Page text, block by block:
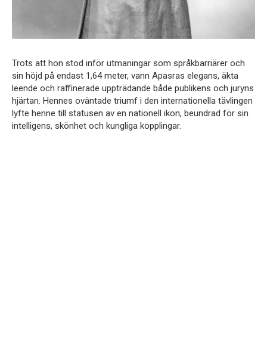
Trots att hon stod inför utmaningar som språkbarriärer och
sin höjd på endast 1,64 meter, vann Apasras elegans, äkta
leende och raffinerade uppträdande både publikens och juryns
hjärtan. Hennes oväntade triumf i den internationella tävlingen
lyfte henne till statusen av en nationell ikon, beundrad för sin
intelligens, skönhet och kungliga kopplingar.